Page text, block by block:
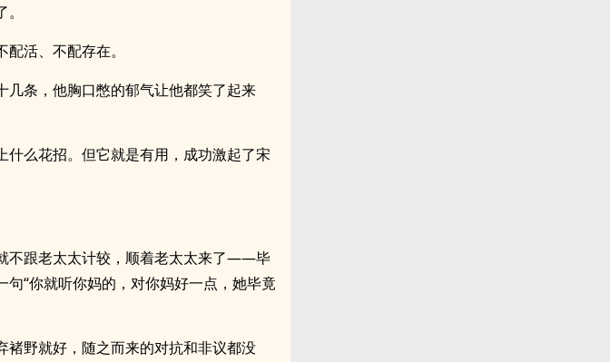
活、不配存在。
条，他胸口憋的郁气让他都笑了起来
么花招。但它就是有用，成功激起了宋
不跟老太太计较，顺着老太太来了——毕
“你就听你妈的，对你妈好一点，她毕竟
野就好，随之而来的对抗和非议都没